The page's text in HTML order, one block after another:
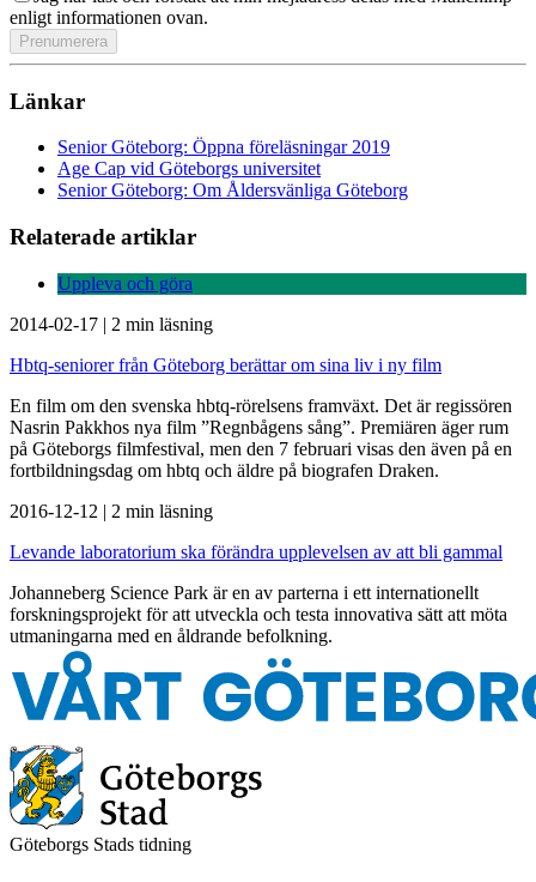
enligt informationen ovan.
Länkar
Senior Göteborg: Öppna föreläsningar 2019
Age Cap vid Göteborgs universitet
Senior Göteborg: Om Åldersvänliga Göteborg
Relaterade artiklar
Uppleva och göra
2014-02-17 | 2 min läsning
Hbtq-seniorer från Göteborg berättar om sina liv i ny film
En film om den svenska hbtq-rörelsens framväxt. Det är regissören
Nasrin Pakkhos nya film ”Regnbågens sång”. Premiären äger rum
på Göteborgs filmfestival, men den 7 februari visas den även på en
fortbildningsdag om hbtq och äldre på biografen Draken.
2016-12-12 | 2 min läsning
Levande laboratorium ska förändra upplevelsen av att bli gammal
Johanneberg Science Park är en av parterna i ett internationellt
forskningsprojekt för att utveckla och testa innovativa sätt att möta
utmaningarna med en åldrande befolkning.
Göteborgs Stads tidning